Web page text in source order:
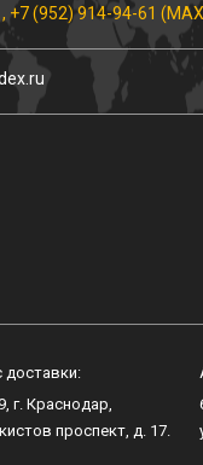
, +7 (952) 914-94-61
доставки:
, г.Краснодар,
проспект, д. 17.